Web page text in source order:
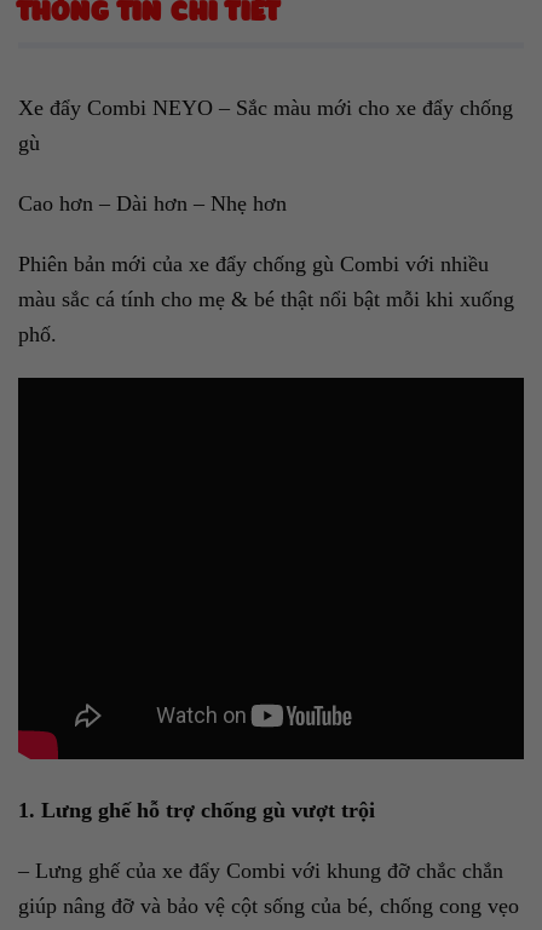
THÔNG TIN CHI TIẾT
Xe đẩy Combi NEYO – Sắc màu mới cho xe đẩy chống
gù
Cao hơn – Dài hơn – Nhẹ hơn
Phiên bản mới của xe đẩy chống gù Combi với nhiều
màu sắc cá tính cho mẹ & bé thật nổi bật mỗi khi xuống
phố.
1. Lưng ghế hỗ trợ chống gù vượt trội
– Lưng ghế của xe đẩy Combi với khung đỡ chắc chắn
giúp nâng đỡ và bảo vệ cột sống của bé, chống cong vẹo